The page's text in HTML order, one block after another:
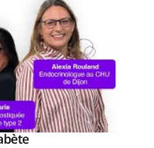
Youtube